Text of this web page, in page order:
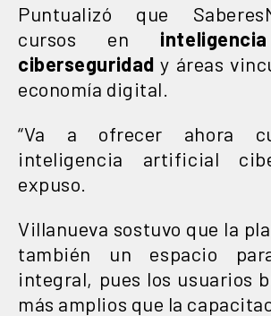
Puntualizó que
cursos en
ciberseguridad y áreas
economía digital.
“Va a ofrecer ahora
inteligencia artificial
expuso.
Villanueva sostuvo que la
también un espacio
integral, pues los usuarios
más amplios que la